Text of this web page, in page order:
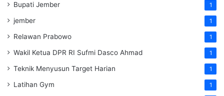
Bupati Jember 1
jember 1
Relawan Prabowo 1
Wakil Ketua DPR RI Sufmi Dasco Ahmad 1
Teknik Menyusun Target Harian 1
Latihan Gym 1